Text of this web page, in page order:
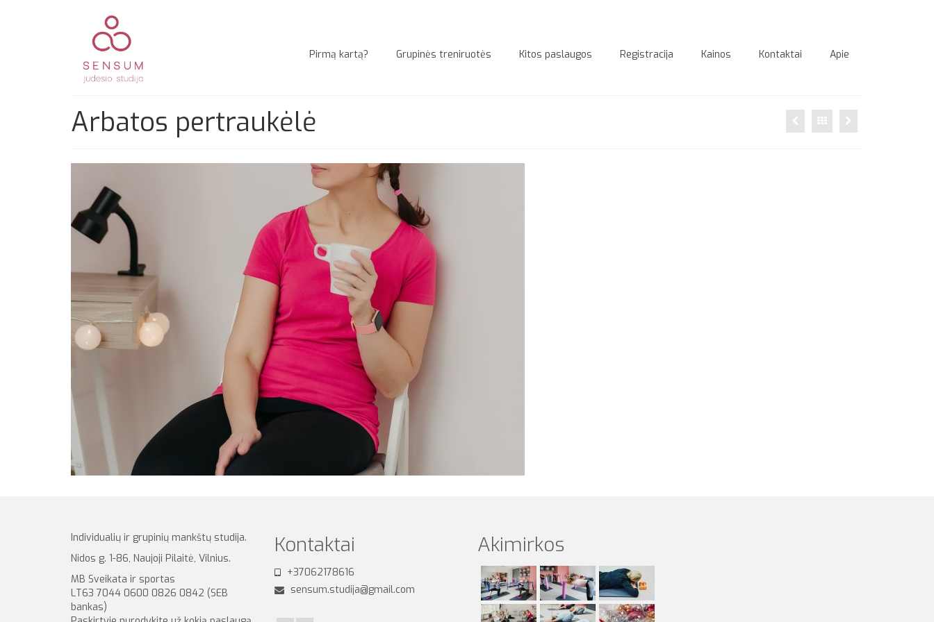
Pirmą kartą? Grupinės treniruotės Kitos paslaugos Registracija Kainos Kontaktai Apie
Arbatos pertraukėlė
Individualių ir grupinių mankštų studija.
Nidos g. 1-86, Naujoji Pilaitė, Vilnius.
MB Sveikata ir sportas
LT63 7044 0600 0826 0842 (SEB
bankas)
Kontaktai
+37062178616
sensum.studija@gmail.com
Akimirkos